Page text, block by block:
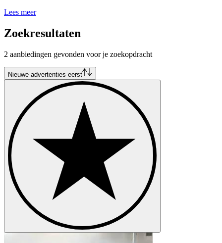
Lees meer
Zoekresultaten
2 aanbiedingen gevonden voor je zoekopdracht
Nieuwe advertenties eerst